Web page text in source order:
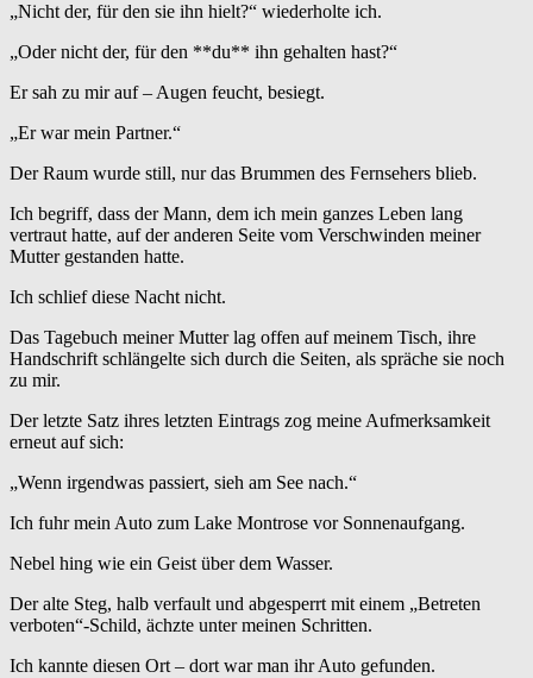
„Nicht der, für den sie ihn hielt?“ wiederholte ich.
„Oder nicht der, für den **du** ihn gehalten hast?“
Er sah zu mir auf – Augen feucht, besiegt.
„Er war mein Partner.“
Der Raum wurde still, nur das Brummen des Fernsehers blieb.
Ich begriff, dass der Mann, dem ich mein ganzes Leben lang
vertraut hatte, auf der anderen Seite vom Verschwinden meiner
Mutter gestanden hatte.
Ich schlief diese Nacht nicht.
Das Tagebuch meiner Mutter lag offen auf meinem Tisch, ihre
Handschrift schlängelte sich durch die Seiten, als spräche sie noch
zu mir.
Der letzte Satz ihres letzten Eintrags zog meine Aufmerksamkeit
erneut auf sich:
„Wenn irgendwas passiert, sieh am See nach.“
Ich fuhr mein Auto zum Lake Montrose vor Sonnenaufgang.
Nebel hing wie ein Geist über dem Wasser.
Der alte Steg, halb verfault und abgesperrt mit einem „Betreten
verboten“-Schild, ächzte unter meinen Schritten.
Ich kannte diesen Ort – dort war man ihr Auto gefunden.